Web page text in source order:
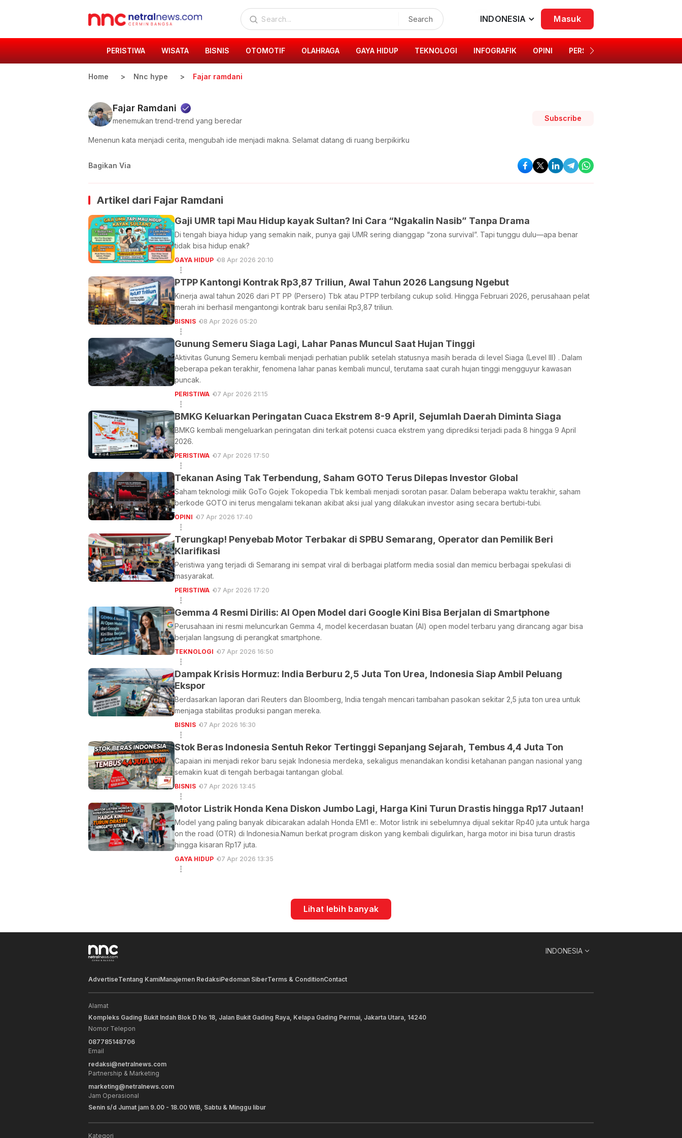
Search INDONESIA Masuk
PERISTIWA WISATA BISNIS OTOMOTIF OLAHRAGA GAYA HIDUP TEKNOLOGI INFOGRAFIK OPINI PERSONA
Home Nnc hype Fajar ramdani
Fajar Ramdani
menemukan trend-trend yang beredar Subscribe
Menenun kata menjadi cerita, mengubah ide menjadi makna. Selamat datang di ruang berpikirku
Bagikan Via
Artikel dari Fajar Ramdani
Gaji UMR tapi Mau Hidup kayak Sultan? Ini Cara “Ngakalin Nasib” Tanpa Drama
Di tengah biaya hidup yang semakin naik, punya gaji UMR sering dianggap “zona survival”. Tapi tunggu dulu—apa benar
tidak bisa hidup enak?
GAYA HIDUP 08 Apr 2026 20:10
PTPP Kantongi Kontrak Rp3,87 Triliun, Awal Tahun 2026 Langsung Ngebut
Kinerja awal tahun 2026 dari PT PP (Persero) Tbk atau PTPP terbilang cukup solid. Hingga Februari 2026, perusahaan pelat
merah ini berhasil mengantongi kontrak baru senilai Rp3,87 triliun.
BISNIS 08 Apr 2026 05:20
Gunung Semeru Siaga Lagi, Lahar Panas Muncul Saat Hujan Tinggi
Aktivitas Gunung Semeru kembali menjadi perhatian publik setelah statusnya masih berada di level Siaga (Level III) . Dalam
beberapa pekan terakhir, fenomena lahar panas kembali muncul, terutama saat curah hujan tinggi mengguyur kawasan
puncak.
PERISTIWA 07 Apr 2026 21:15
BMKG Keluarkan Peringatan Cuaca Ekstrem 8-9 April, Sejumlah Daerah Diminta Siaga
BMKG kembali mengeluarkan peringatan dini terkait potensi cuaca ekstrem yang diprediksi terjadi pada 8 hingga 9 April
2026.
PERISTIWA 07 Apr 2026 17:50
Tekanan Asing Tak Terbendung, Saham GOTO Terus Dilepas Investor Global
Saham teknologi milik GoTo Gojek Tokopedia Tbk kembali menjadi sorotan pasar. Dalam beberapa waktu terakhir, saham
berkode GOTO ini terus mengalami tekanan akibat aksi jual yang dilakukan investor asing secara bertubi-tubi.
OPINI 07 Apr 2026 17:40
Terungkap! Penyebab Motor Terbakar di SPBU Semarang, Operator dan Pemilik Beri
Klarifikasi
Peristiwa yang terjadi di Semarang ini sempat viral di berbagai platform media sosial dan memicu berbagai spekulasi di
masyarakat.
PERISTIWA 07 Apr 2026 17:20
Gemma 4 Resmi Dirilis: AI Open Model dari Google Kini Bisa Berjalan di Smartphone
Perusahaan ini resmi meluncurkan Gemma 4, model kecerdasan buatan (AI) open model terbaru yang dirancang agar bisa
berjalan langsung di perangkat smartphone.
TEKNOLOGI 07 Apr 2026 16:50
Dampak Krisis Hormuz: India Berburu 2,5 Juta Ton Urea, Indonesia Siap Ambil Peluang
Ekspor
Berdasarkan laporan dari Reuters dan Bloomberg, India tengah mencari tambahan pasokan sekitar 2,5 juta ton urea untuk
menjaga stabilitas produksi pangan mereka.
BISNIS 07 Apr 2026 16:30
Stok Beras Indonesia Sentuh Rekor Tertinggi Sepanjang Sejarah, Tembus 4,4 Juta Ton
Capaian ini menjadi rekor baru sejak Indonesia merdeka, sekaligus menandakan kondisi ketahanan pangan nasional yang
semakin kuat di tengah berbagai tantangan global.
BISNIS 07 Apr 2026 13:45
Motor Listrik Honda Kena Diskon Jumbo Lagi, Harga Kini Turun Drastis hingga Rp17 Jutaan!
Model yang paling banyak dibicarakan adalah Honda EM1 e:. Motor listrik ini sebelumnya dijual sekitar Rp40 juta untuk harga
on the road (OTR) di Indonesia.Namun berkat program diskon yang kembali digulirkan, harga motor ini bisa turun drastis
hingga kisaran Rp17 juta.
GAYA HIDUP 07 Apr 2026 13:35
Lihat lebih banyak
INDONESIA
AdvertiseTentang KamiManajemen RedaksiPedoman SiberTerms & ConditionContact
Alamat
Kompleks Gading Bukit Indah Blok D No 18, Jalan Bukit Gading Raya, Kelapa Gading Permai, Jakarta Utara, 14240
Nomor Telepon
087785148706
Email
redaksi@netralnews.com
Partnership & Marketing
marketing@netralnews.com
Jam Operasional
Senin s/d Jumat jam 9.00 - 18.00 WIB, Sabtu & Minggu libur
Kategori